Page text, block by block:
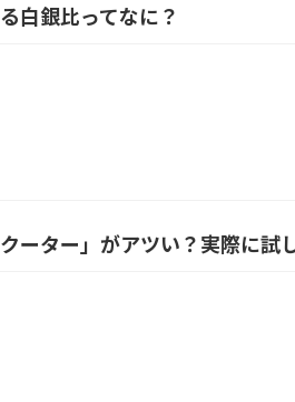
白銀比ってなに？
ーター」がアツい？実際に試